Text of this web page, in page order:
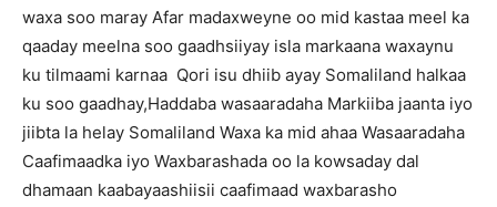
waxa soo maray Afar madaxweyne oo mid kastaa meel ka
qaaday meelna soo gaadhsiiyay isla markaana waxaynu
ku tilmaami karnaa Qori isu dhiib ayay Somaliland halkaa
ku soo gaadhay,Haddaba wasaaradaha Markiiba jaanta iyo
jiibta la helay Somaliland Waxa ka mid ahaa Wasaaradaha
Caafimaadka iyo Waxbarashada oo la kowsaday dal
dhamaan kaabayaashiisii caafimaad waxbarasho